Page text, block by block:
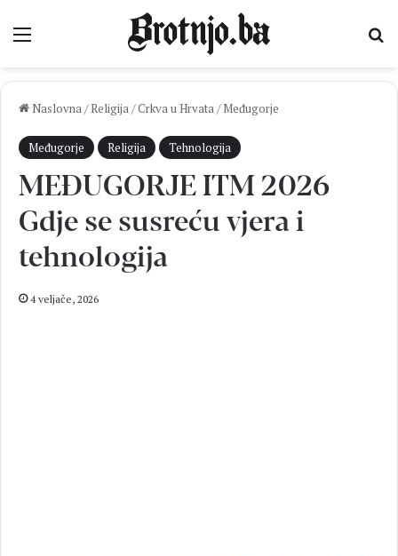
Izbornik
Naslovna/ Religija/Crkva u Hrvata/ Međugorje
Međugorje Religija Tehnologija
MEĐUGORJE ITM 2026
Gdje se susreću vjera i
tehnologija
4 veljače, 2026